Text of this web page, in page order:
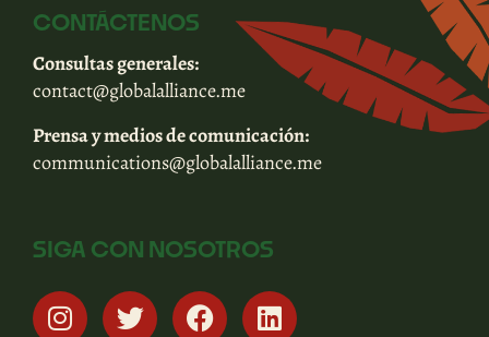
CONTÁCTENOS
Consultas generales:
contact@globalalliance.me
Prensa y medios de comunicación:
communications@globalalliance.me
SIGA CON NOSOTROS